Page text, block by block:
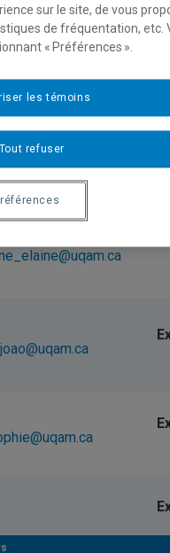
sur le site, de vous
de fréquentation, etc.
« Préférences ».
Tout refuser
les témoins